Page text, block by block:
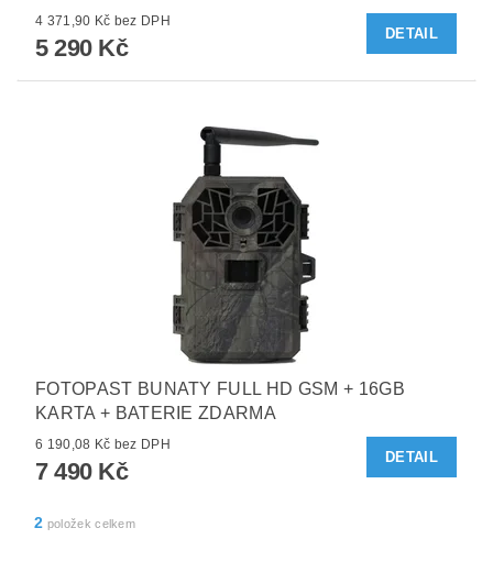
4 371,90 Kč bez DPH
5 290 Kč
DETAIL
FOTOPAST BUNATY FULL HD GSM + 16GB
KARTA + BATERIE ZDARMA
6 190,08 Kč bez DPH
7 490 Kč
DETAIL
2 položek celkem